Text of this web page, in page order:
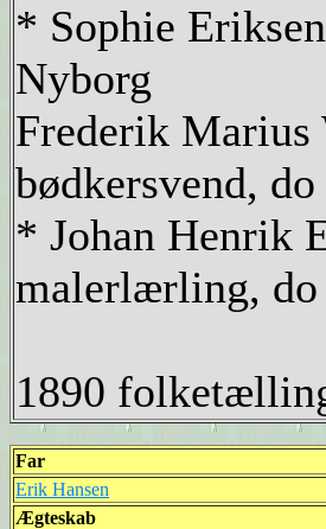
* Sophie
Nyborg
Frederik
bødkersvend,
* Johan Henrik
malerlærling,
1890
Far
Erik Hansen
Ægteskab